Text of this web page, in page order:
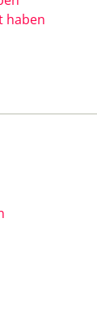
haben